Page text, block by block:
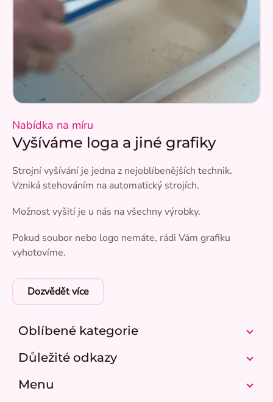
Nabídka na míru
Vyšíváme loga a jiné grafiky
Strojní vyšívání je jedna z nejoblíbenějších technik.
Vzniká stehováním na automatický strojích.
Možnost vyšití je u nás na všechny výrobky.
Pokud soubor nebo logo nemáte, rádi Vám grafiku
vyhotovíme.
Dozvědět více
Oblíbené kategorie
Důležité odkazy
Menu